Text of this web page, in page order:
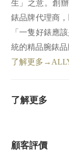
生」之意。創
錶品牌代理商
「一隻好錶應
統的精品腕錶品
了解更多
了解更多
顧客評價